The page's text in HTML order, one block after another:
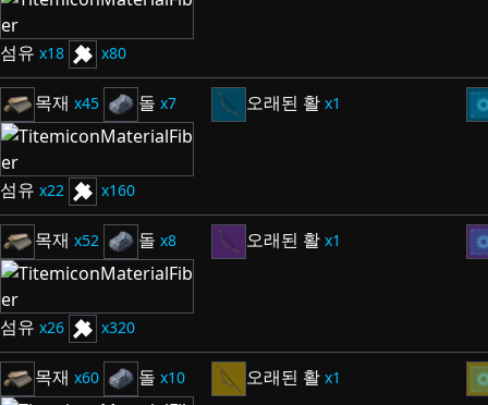
섬유 18 80
목재 45 돌 7
섬유 22 160
오래된 활 1
목재 52 돌 8
섬유 26 320
오래된 활 1
목재 60 돌 10 오래된 활 1